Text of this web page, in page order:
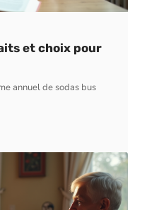
et choix pour
annuel de sodas bus